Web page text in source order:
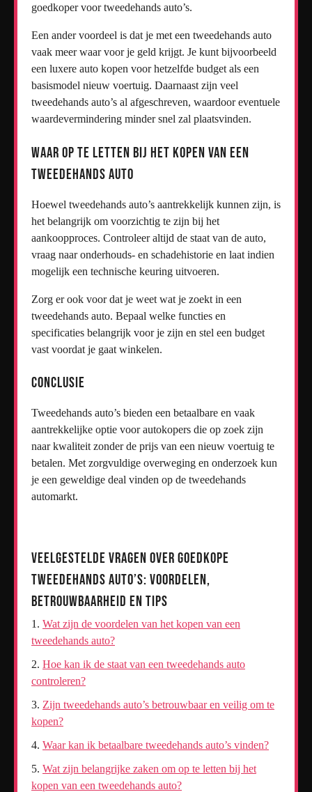
goedkoper voor tweedehands auto’s.
Een ander voordeel is dat je met een tweedehands auto
vaak meer waar voor je geld krijgt. Je kunt bijvoorbeeld
een luxere auto kopen voor hetzelfde budget als een
basismodel nieuw voertuig. Daarnaast zijn veel
tweedehands auto’s al afgeschreven, waardoor eventuele
waardevermindering minder snel zal plaatsvinden.
Waar op te letten bij het kopen van een
Tweedehands Auto
Hoewel tweedehands auto’s aantrekkelijk kunnen zijn, is
het belangrijk om voorzichtig te zijn bij het
aankoopproces. Controleer altijd de staat van de auto,
vraag naar onderhouds- en schadehistorie en laat indien
mogelijk een technische keuring uitvoeren.
Zorg er ook voor dat je weet wat je zoekt in een
tweedehands auto. Bepaal welke functies en
specificaties belangrijk voor je zijn en stel een budget
vast voordat je gaat winkelen.
Conclusie
Tweedehands auto’s bieden een betaalbare en vaak
aantrekkelijke optie voor autokopers die op zoek zijn
naar kwaliteit zonder de prijs van een nieuw voertuig te
betalen. Met zorgvuldige overweging en onderzoek kun
je een geweldige deal vinden op de tweedehands
automarkt.
Veelgestelde Vragen over Goedkope
Tweedehands Auto’s: Voordelen,
Betrouwbaarheid en Tips
Wat zijn de voordelen van het kopen van een
tweedehands auto?
Hoe kan ik de staat van een tweedehands auto
controleren?
Zijn tweedehands auto’s betrouwbaar en veilig om te
kopen?
Waar kan ik betaalbare tweedehands auto’s vinden?
Wat zijn belangrijke zaken om op te letten bij het
kopen van een tweedehands auto?